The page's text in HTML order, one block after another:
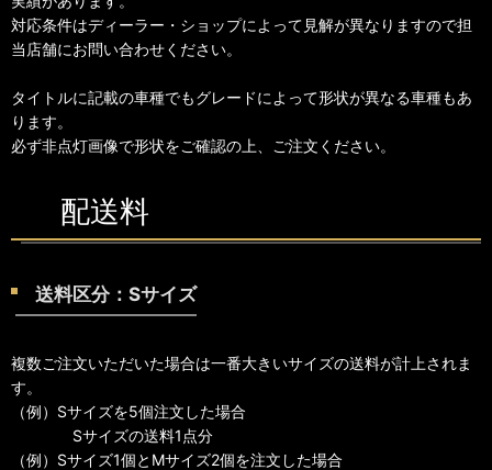
対応条件はディーラー・ショップによって見解が異なりますので担
当店舗にお問い合わせください。
タイトルに記載の車種でもグレードによって形状が異なる車種もあ
ります。
必ず非点灯画像で形状をご確認の上、ご注文ください。
配送料
送料区分：Sサイズ
複数ご注文いただいた場合は一番大きいサイズの送料が計上されま
す。
（例）Sサイズを5個注文した場合
Sサイズの送料1点分
（例）Sサイズ1個とMサイズ2個を注文した場合